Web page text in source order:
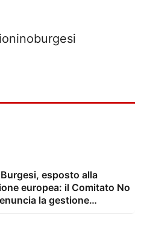
esposto alla
europea: il Comitato No
la gestione